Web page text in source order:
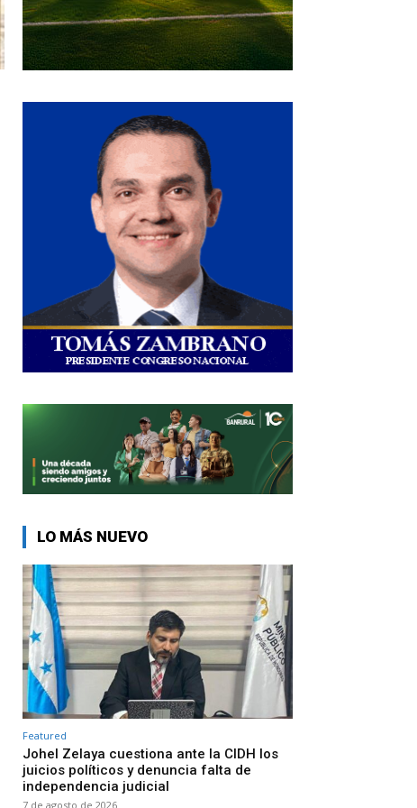
LO MÁS NUEVO
Featured
Johel Zelaya cuestiona ante la CIDH los
juicios políticos y denuncia falta de
independencia judicial
7 de agosto de 2026